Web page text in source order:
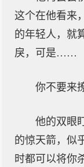
这个在他看来
的年轻人，就
戾，可是……
你不要来
他的双眼
的惊天箭，似
时都可以将你